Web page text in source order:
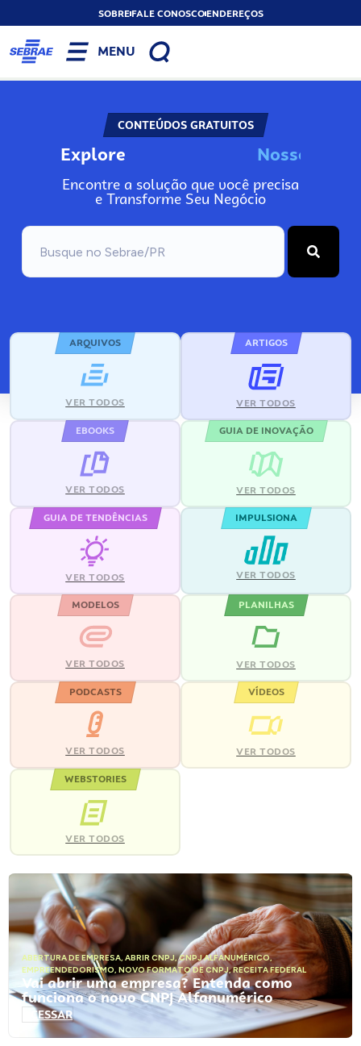
SOBREFALE CONOSCOENDEREÇOS
MENU
CONTEÚDOS GRATUITOS
Explore Nosso
Encontre a solução que você precisa
e Transforme Seu Negócio
ARQUIVOS
VER TODOS
ARTIGOS
VER TODOS
EBOOKS
VER TODOS
GUIA DE INOVAÇÃO
VER TODOS
GUIA DE TENDÊNCIAS
VER TODOS
IMPULSIONA
VER TODOS
MODELOS
VER TODOS
PLANILHAS
VER TODOS
PODCASTS
VER TODOS
VÍDEOS
VER TODOS
WEBSTORIES
VER TODOS
ABERTURA DE EMPRESA, ABRIR CNPJ,CNPJ ALFANUMÉRICO,
EMPREENDEDORISMO, NOVO FORMATO DE CNPJ,RECEITA FEDERAL
Vai abrir uma empresa? Entenda como
funciona o novo CNPJ Alfanumérico
ACESSAR